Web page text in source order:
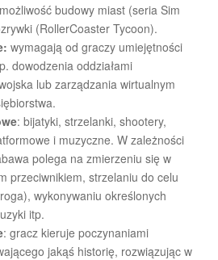
budowy miast (seria Sim
(RollerCoaster Tycoon).
wymagają od graczy umiejętności
dowodzenia oddziałami
lub zarządzania wirtualnym
: bijatyki, strzelanki, shootery,
i muzyczne. W zależności
polega na zmierzeniu się w
przeciwnikiem, strzelaniu do celu
wykonywaniu określonych
itp.
: gracz kieruje poczynaniami
jakąś historię, rozwiązując w